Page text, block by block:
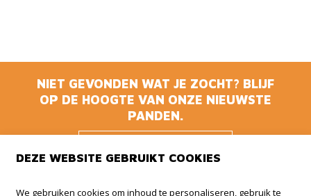
NIET GEVONDEN WAT JE ZOCHT? BLIJF
OP DE HOOGTE VAN ONZE NIEUWSTE
PANDEN.
HOOGTE
DEZE WEBSITE GEBRUIKT COOKIES
We gebruiken cookies om inhoud te personaliseren, gebruik te